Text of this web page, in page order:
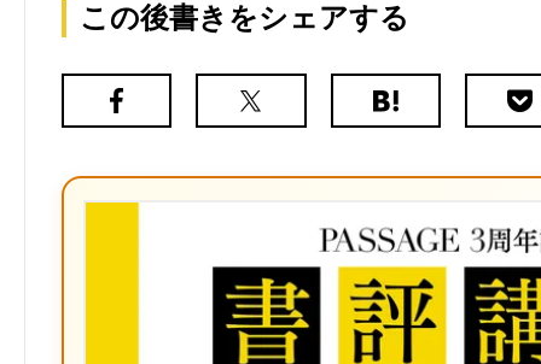
この後書きをシェアする
Facebook
X（旧
は
ク
マ
ー
ク